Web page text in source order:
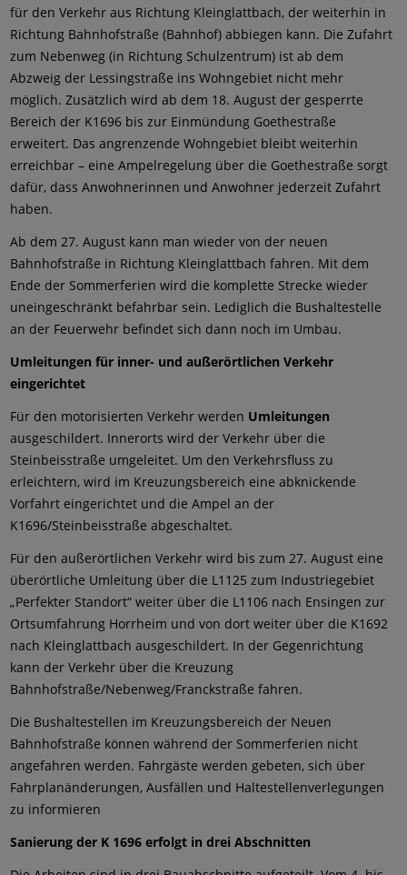
für den Verkehr aus Richtung Kleinglattbach, der weiterhin in
Richtung Bahnhofstraße (Bahnhof) abbiegen kann. Die Zufahrt
zum Nebenweg (in Richtung Schulzentrum) ist ab dem
Abzweig der Lessingstraße ins Wohngebiet nicht mehr
möglich. Zusätzlich wird ab dem 18. August der gesperrte
Bereich der K1696 bis zur Einmündung Goethestraße
erweitert. Das angrenzende Wohngebiet bleibt weiterhin
erreichbar – eine Ampelregelung über die Goethestraße sorgt
dafür, dass Anwohnerinnen und Anwohner jederzeit Zufahrt
haben.
Ab dem 27. August kann man wieder von der neuen
Bahnhofstraße in Richtung Kleinglattbach fahren. Mit dem
Ende der Sommerferien wird die komplette Strecke wieder
uneingeschränkt befahrbar sein. Lediglich die Bushaltestelle
an der Feuerwehr befindet sich dann noch im Umbau.
Umleitungen für inner- und außerörtlichen Verkehr
eingerichtet
Für den motorisierten Verkehr werden Umleitungen
ausgeschildert. Innerorts wird der Verkehr über die
Steinbeisstraße umgeleitet. Um den Verkehrsfluss zu
erleichtern, wird im Kreuzungsbereich eine abknickende
Vorfahrt eingerichtet und die Ampel an der
K1696/Steinbeisstraße abgeschaltet.
Für den außerörtlichen Verkehr wird bis zum 27. August eine
überörtliche Umleitung über die L1125 zum Industriegebiet
„Perfekter Standort“ weiter über die L1106 nach Ensingen zur
Ortsumfahrung Horrheim und von dort weiter über die K1692
nach Kleinglattbach ausgeschildert. In der Gegenrichtung
kann der Verkehr über die Kreuzung
Bahnhofstraße/Nebenweg/Franckstraße fahren.
Die Bushaltestellen im Kreuzungsbereich der Neuen
Bahnhofstraße können während der Sommerferien nicht
angefahren werden. Fahrgäste werden gebeten, sich über
Fahrplanänderungen, Ausfällen und Haltestellenverlegungen
zu informieren
Sanierung der K 1696 erfolgt in drei Abschnitten